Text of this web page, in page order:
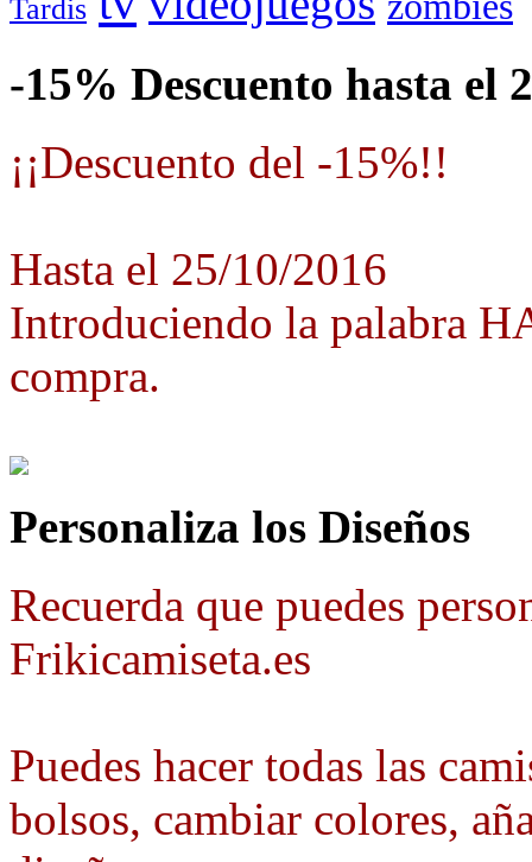
Tardis
-15% Descuento hasta el
¡¡Descuento del -15%!!
Hasta el 25/10/2016
Introduciendo la palabra
compra.
Personaliza los Diseños
Recuerda que puedes
Frikicamiseta.es
Puedes hacer todas las
bolsos, cambiar colores,